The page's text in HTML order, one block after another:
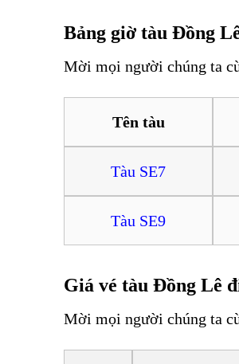
Bảng giờ tàu Đồng
Mời mọi người chúng ta
Tên tàu
Tàu SE7
Tàu SE9
Giá vé tàu Đồng Lê
Mời mọi người chúng ta